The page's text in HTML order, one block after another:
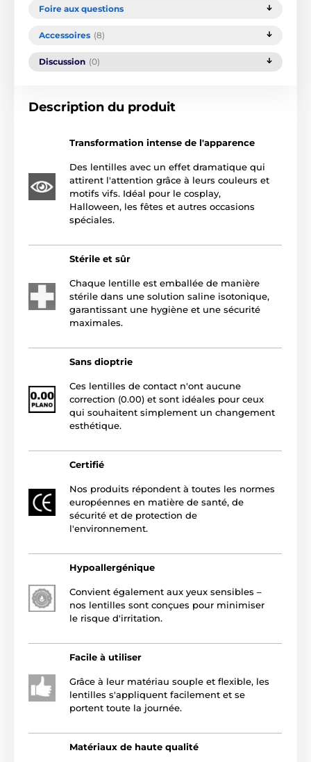
Foire aux questions
Accessoires (8)
Discussion (0)
Description du produit
Transformation intense de l'apparence
Des lentilles avec un effet dramatique qui
attirent l'attention grâce à leurs couleurs et
motifs vifs. Idéal pour le cosplay,
Halloween, les fêtes et autres occasions
spéciales.
Stérile et sûr
Chaque lentille est emballée de manière
stérile dans une solution saline isotonique,
garantissant une hygiène et une sécurité
maximales.
Sans dioptrie
Ces lentilles de contact n'ont aucune
correction (0.00) et sont idéales pour ceux
qui souhaitent simplement un changement
esthétique.
Certifié
Nos produits répondent à toutes les normes
européennes en matière de santé, de
sécurité et de protection de
l'environnement.
Hypoallergénique
Convient également aux yeux sensibles –
nos lentilles sont conçues pour minimiser
le risque d'irritation.
Facile à utiliser
Grâce à leur matériau souple et flexible, les
lentilles s'appliquent facilement et se
portent toute la journée.
Matériaux de haute qualité